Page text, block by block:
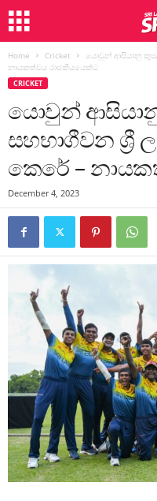
Home Cricket
යොවුන් ආසියානු
නායකත්වය රාජකීයයෙක්ට
CRICKET
යොවුන්
සහභාගීවන ශ්‍රී
කෙරේ –
December 4, 2023